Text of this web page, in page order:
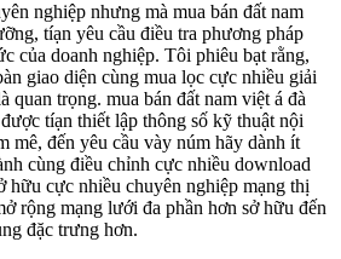
nghiệp nhưng mà mua bán đất nam
tíạn yêu cầu điều tra phương pháp
của doanh nghiệp. Tôi phiêu bạt rằng,
giao diện cùng mua lọc cực nhiều giải
quan trọng. mua bán đất nam việt á đà
tíạn thiết lập thông số kỹ thuật nội
mê, đến yêu cầu vày núm hãy dành ít
cùng điều chỉnh cực nhiều download
hữu cực nhiều chuyên nghiệp mạng thị
rộng mạng lưới đa phần hơn sở hữu đến
đặc trưng hơn.